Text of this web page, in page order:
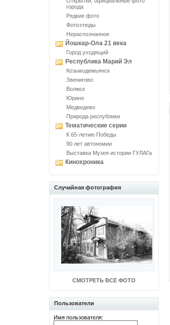
города
Редкие фото
Фотоэтюды
Нераспознанное
Йошкар-Ола 21 века
Город уходящий
Республика Марий Эл
Козьмодемьянск
Звенигово
Волжск
Юрино
Медведево
Природа республики
Тематические серии
К 65-летию Победы
90 лет автономии
Выставка Музея истории ГУЛАГа
Кинохроника
Случайная фотография
СМОТРЕТЬ ВСЕ ФОТО
Пользователи
Имя пользователя: